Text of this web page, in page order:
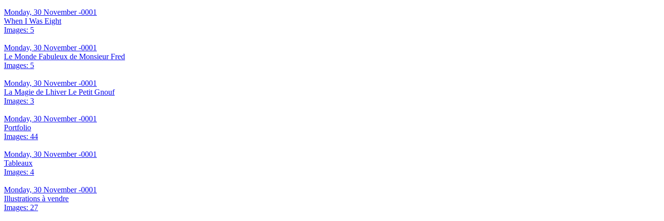
Monday, 30 November -0001
When I Was Eight
Images: 5
Monday, 30 November -0001
Le Monde Fabuleux de Monsieur Fred
Images: 5
Monday, 30 November -0001
La Magie de Lhiver Le Petit Gnouf
Images: 3
Monday, 30 November -0001
Portfolio
Images: 44
Monday, 30 November -0001
Tableaux
Images: 4
Monday, 30 November -0001
Illustrations à vendre
Images: 27